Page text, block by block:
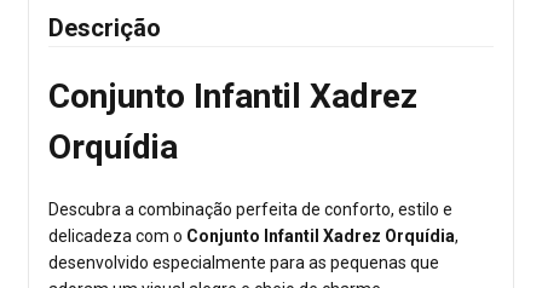
Descrição
Conjunto Infantil Xadrez
Orquídia
Descubra a combinação perfeita de conforto, estilo e
delicadeza com o Conjunto Infantil Xadrez Orquídia,
desenvolvido especialmente para as pequenas que